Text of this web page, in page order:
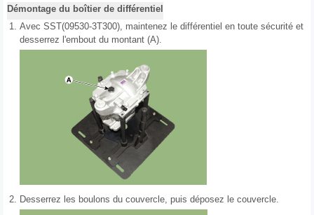
Démontage du boîtier de différentiel
1. Avec SST(09530-3T300), maintenez le différentiel en toute sécurité et
desserrez l'embout du montant (A).
2. Desserrez les boulons du couvercle, puis déposez le couvercle.